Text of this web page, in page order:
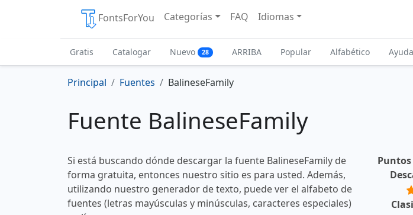
FontsForYou Categorías FAQ Idiomas
Gratis Catalogar Nuevo 28 ARRIBA Popular Alfabético
Principal Fuentes BalineseFamily
Fuente BalineseFamily
Si está buscando dónde descargar la fuente BalineseFamily de
forma gratuita, entonces nuestro sitio es para usted. Además,
utilizando nuestro generador de texto, puede ver el alfabeto de
fuentes (letras mayúsculas y minúsculas, caracteres especiales)